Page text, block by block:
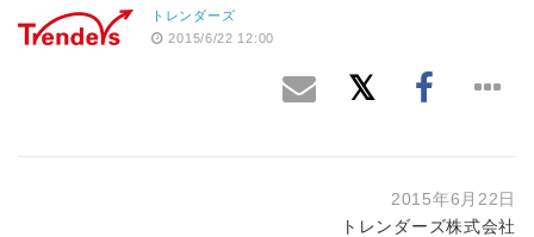
トレンダーズ
2015/6/22 12:00
2015年6月22日
トレンダーズ株式会社